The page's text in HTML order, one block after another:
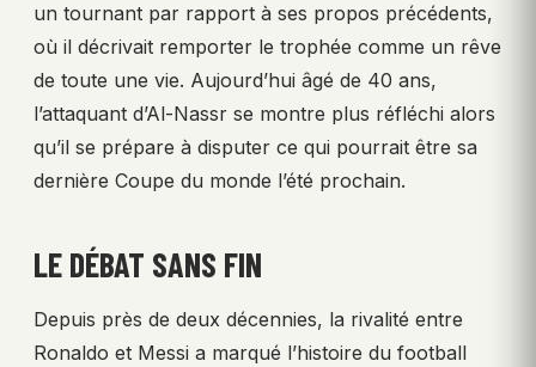
un tournant par rapport à ses propos précédents,
où il décrivait remporter le trophée comme un rêve
de toute une vie. Aujourd’hui âgé de 40 ans,
l’attaquant d’Al-Nassr se montre plus réfléchi alors
qu’il se prépare à disputer ce qui pourrait être sa
dernière Coupe du monde l’été prochain.
LE DÉBAT SANS FIN
Depuis près de deux décennies, la rivalité entre
Ronaldo et Messi a marqué l’histoire du football